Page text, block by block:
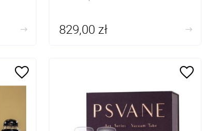
829,00 zł